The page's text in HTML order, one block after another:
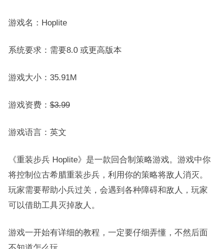
游戏名：Hoplite
系统要求：需要8.0 或更高版本
游戏大小：35.91M
游戏资费：$3.99
游戏语言：英文
《重装步兵 Hoplite》是一款回合制策略游戏。游戏中你
将控制位古希腊重装步兵，利用你的策略将敌人消灭。
玩家需要帮助小兵过关，会遇到各种障碍和敌人，玩家
可以借助工具灭掉敌人。
游戏一开始有详细的教程，一定要仔细弄懂，不然后面